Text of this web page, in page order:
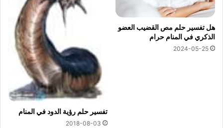
هل تفسير حلم مص القضيب العضو
الذكري في المنام حرام
2024-05-25
تفسير حلم رؤية الدود في المنام
2018-08-03